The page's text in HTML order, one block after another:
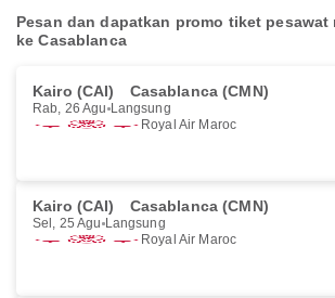
Pesan dan dapatkan promo tiket pesawat
ke Casablanca
Kairo (CAI) Casablanca (CMN)
Rab, 26 Agu Langsung
Royal Air Maroc
Kairo (CAI) Casablanca (CMN)
Sel, 25 Agu Langsung
Royal Air Maroc